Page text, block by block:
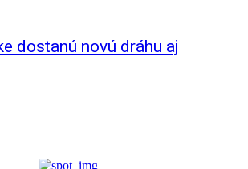
dostanú novú dráhu aj